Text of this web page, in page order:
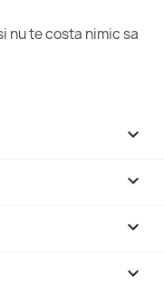
nu te costa nimic sa



keyboard_arrow_down